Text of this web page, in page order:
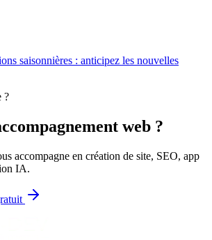
saisonnières : anticipez les nouvelles
?
web ?
accompagne en création de site, SEO, app
IA.